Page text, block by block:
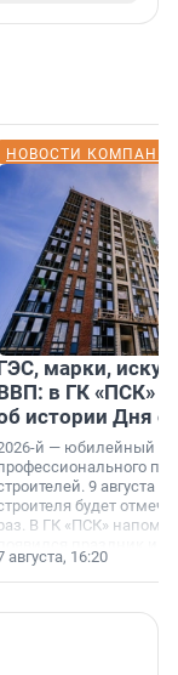
НОВОСТИ
марки,
в ГК «ПСК»
истории Дня
й — юбилейный
9 августа
будет
В ГК «ПСК»
поменялась роль
августа, 16:20